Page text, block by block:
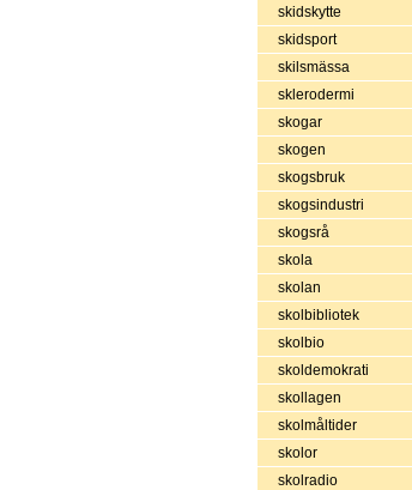
skidskytte
skidsport
skilsmässa
sklerodermi
skogar
skogen
skogsbruk
skogsindustri
skogsrå
skola
skolan
skolbibliotek
skolbio
skoldemokrati
skollagen
skolmåltider
skolor
skolradio